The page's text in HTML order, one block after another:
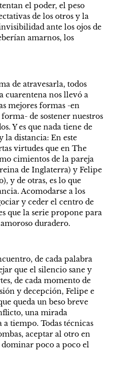
el poder, el peso
de los otros y la
ante los ojos de
amarnos, los
de atravesarla, todos
cuarentena nos llevó a
mejores formas -en
forma- de sostener nuestros
Y es que nada tiene de
la distancia: En este
virtudes que en The
cimientos de la pareja
de Inglaterra) y Felipe
y de otras, es lo que
Acomodarse a los
y ceder el centro de
que la serie propone para
duradero.
de cada palabra
que el silencio sane y
de cada momento de
y decepción, Felipe e
queda un beso breve
una mirada
tiempo. Todas técnicas
aceptar al otro en
dominar poco a poco el